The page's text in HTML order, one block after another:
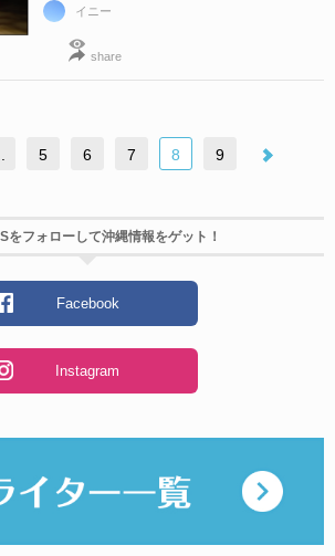
イニー
share
5 6 7 8 9
をフォローして沖縄情報をゲット！
Facebook
Instagram